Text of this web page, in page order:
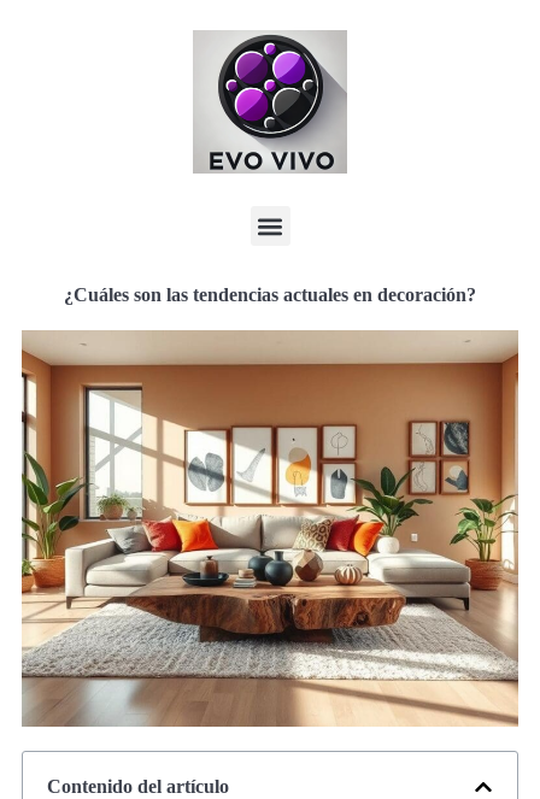
¿Cuáles son las tendencias actuales en decoración?
Contenido del artículo